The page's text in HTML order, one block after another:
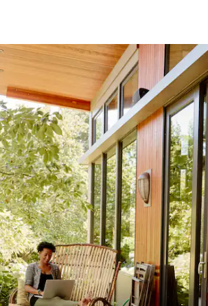
をタッチまたはスワイプして検索結果を確認